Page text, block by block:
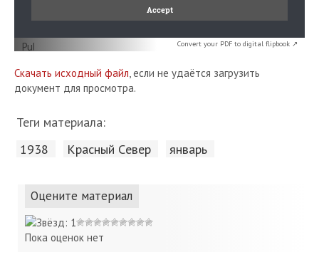
Convert your PDF to digital flipbook ↗
Скачать исходный файл, если не удаётся загрузить
документ для просмотра.
Теги материала:
1938 Красный Cевер январь
Оцените материал
Пока оценок нет